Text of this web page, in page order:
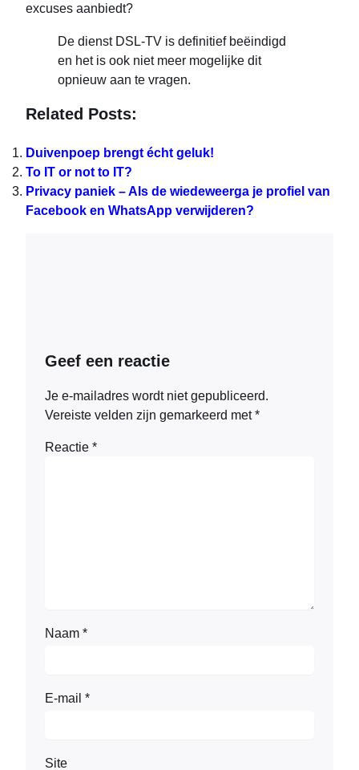
excuses aanbiedt?
De dienst DSL-TV is definitief beëindigd
en het is ook niet meer mogelijke dit
opnieuw aan te vragen.
Related Posts:
Duivenpoep brengt écht geluk!
To IT or not to IT?
Privacy paniek – Als de wiedeweerga je profiel van
Facebook en WhatsApp verwijderen?
Geef een reactie
Je e-mailadres wordt niet gepubliceerd.
Vereiste velden zijn gemarkeerd met*
Reactie *
Naam *
E-mail *
Site